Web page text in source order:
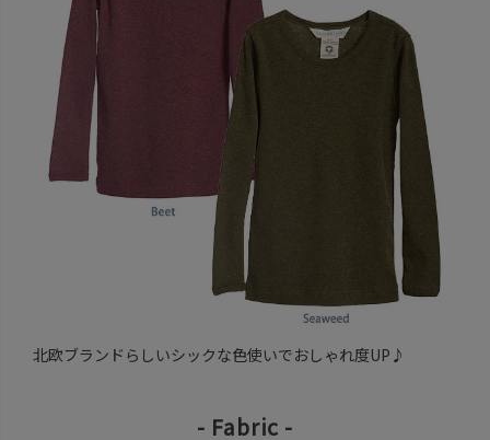
北欧ブランドらしいシックな色使いでおしゃれ度UP♪
- Fabric -